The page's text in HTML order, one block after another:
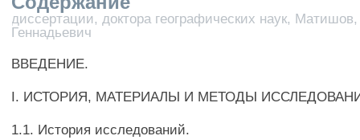
диссертации, доктора географических наук,
Геннадьевич
ВВЕДЕНИЕ.
I. ИСТОРИЯ, МАТЕРИАЛЫ И МЕТОДЫ
1.1. История исследований.